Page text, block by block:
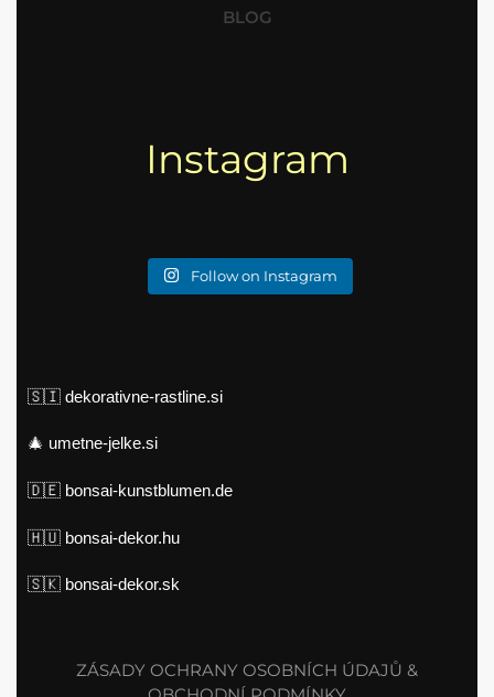
BLOG
Instagram
Follow on Instagram
🇸🇮 dekorativne-rastline.si
🎄 umetne-jelke.si
🇩🇪 bonsai-kunstblumen.de
🇭🇺 bonsai-dekor.hu
🇸🇰 bonsai-dekor.sk
ZÁSADY OCHRANY OSOBNÍCH ÚDAJŮ &